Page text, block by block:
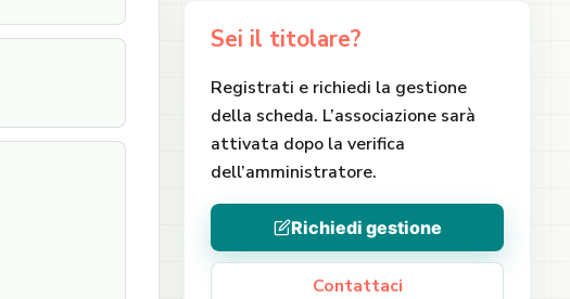
Sei il titolare?
Registrati e richiedi la gestione
della scheda. L’associazione sarà
attivata dopo la verifica
dell’amministratore.
Richiedi gestione
Contattaci